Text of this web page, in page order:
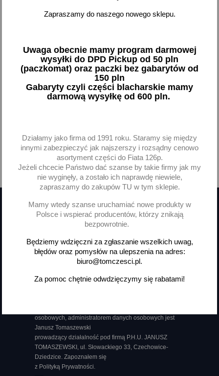
Lanos Nexia Kalos
Dodaj
- +
Pokazano 1-1 z 1 pozycji
Powrót do góry
Otrzymuj informację o nowościach
Możesz zrezygnować w każdej chwili. W tym celu
osobowych, administratorem danych osobowych jest
Janusz Tomaszewski
prowadzący działalność pod firmą P.H.U. JANUSZ
TOMASZEWSKI, ul. Słowackiego 33, Czechowice-
Dziedzice. Zapoznałem się
z Polityką Prywatności.
Zapraszamy do naszego nowego sklepu.
Uwaga obecnie mamy program darmowej
wysyłki do DPD Pickup od 50 pln
(paczkomat) oraz paczki bez gabarytów od
150 pln
Gabaryty czyli części blacharskie mamy
darmową wysyłkę od 600 pln.
Działamy jako firma od 1991 roku. Staramy się między
innymi zabezpieczyć jak najszerszy i rozsądny cenowo
asortyment części do Fiata 126p.
Jeżeli chcecie Państwo dać szanse by takie firmy jak my
nie wyginęły, a zostało ich naprawdę niewiele,
zapraszamy do zakupów TU w tym sklepie.
Mamy wtedy szanse uruchamiać nowe produkty w
Polsce i wspierać producentów, którzy znikają
bezpowrotnie.
Będziemy wdzięczni za zgłaszanie wszelkich uwag,
błędów oraz pomysłów na ulepszenia na adres:
biuro@tomczesci.pl.
Za pomoc chętnie odwdzięczymy się rabatami!